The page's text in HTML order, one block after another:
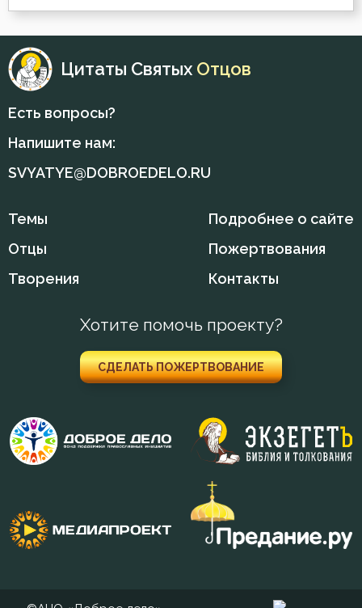
Цитаты Святых Отцов
Есть вопросы?
Напишите нам:
SVYATYE@DOBROEDELO.RU
Темы
Отцы
Творения
Подробнее о сайте
Пожертвования
Контакты
Хотите помочь проекту?
СДЕЛАТЬ ПОЖЕРТВОВАНИЕ